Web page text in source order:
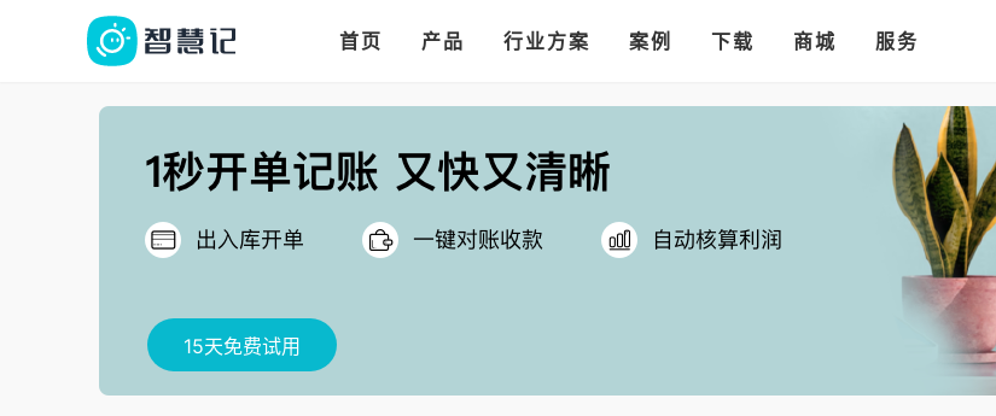
首页 产品
多语言、多币种、多汇率。
行业方案
多店多仓统管，调拨更高效 把你的店铺开进手机微信里
案例 下载 商城 服务
15天免费试用